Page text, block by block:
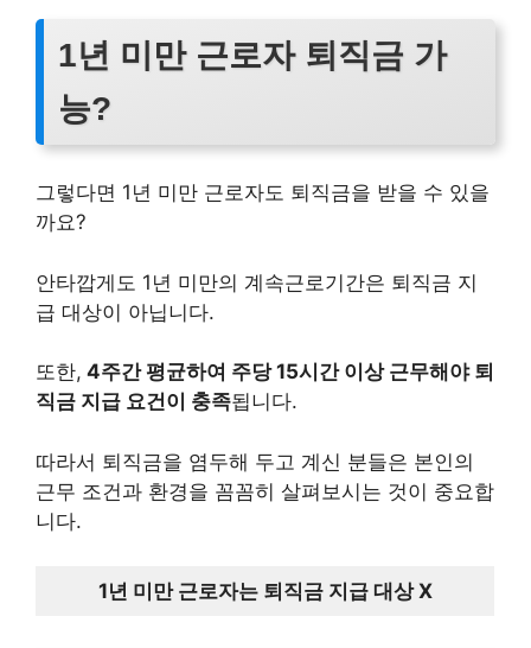
1년 미만 근로자 퇴직금 가
능?
그렇다면 1년 미만 근로자도 퇴직금을 받을 수 있을
까요?
안타깝게도 1년 미만의 계속근로기간은 퇴직금 지
급 대상이 아닙니다.
또한, 4주간 평균하여 주당 15시간 이상 근무해야 퇴
직금 지급 요건이 충족됩니다.
따라서 퇴직금을 염두해 두고 계신 분들은 본인의
근무 조건과 환경을 꼼꼼히 살펴보시는 것이 중요합
니다.
1년 미만 근로자는 퇴직금 지급 대상 X